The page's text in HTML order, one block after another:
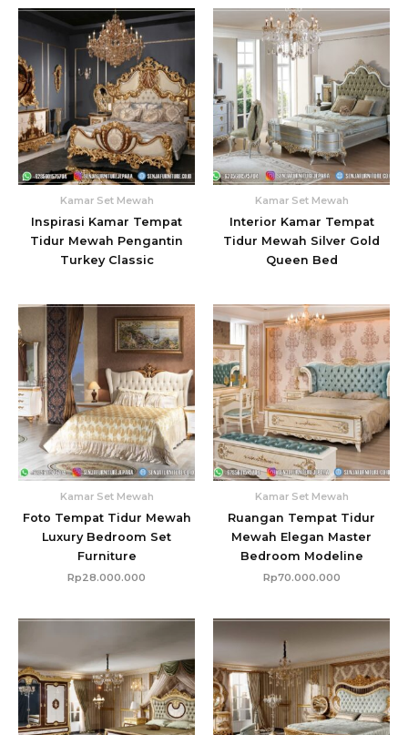
Kamar Set Mewah
Inspirasi Kamar Tempat
Tidur Mewah Pengantin
Turkey Classic
Kamar Set Mewah
Interior Kamar Tempat
Tidur Mewah Silver Gold
Queen Bed
Kamar Set Mewah
Foto Tempat Tidur Mewah
Luxury Bedroom Set
Furniture
Rp28.000.000
Kamar Set Mewah
Ruangan Tempat Tidur
Mewah Elegan Master
Bedroom Modeline
Rp70.000.000